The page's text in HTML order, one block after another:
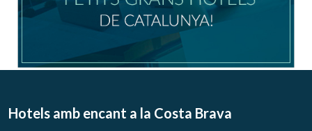
Hotels amb encant a la Costa Brava
Modificar cookies
Aquest lloc web utilitza cookies pròpies per recopilar